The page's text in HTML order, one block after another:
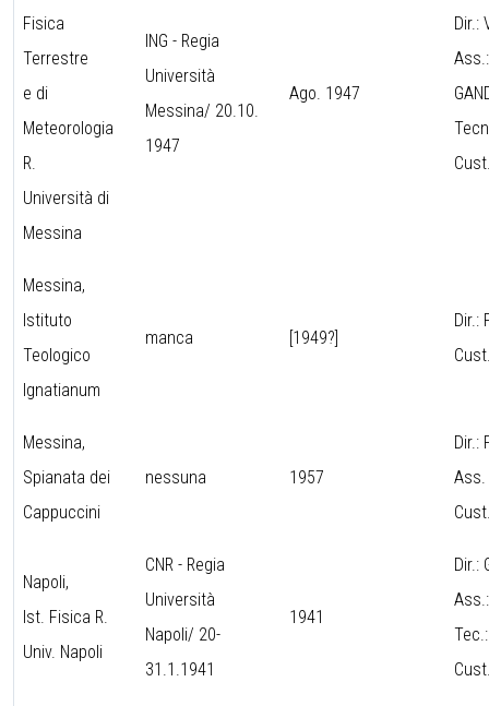
Fisica
Terrestre
e di
Meteorologia
R.
Università di
Messina
ING - Regia
Università
Messina/ 20.10.
1947
Ago. 1947
Dir.:
Messina,
Istituto
Teologico
Ignatianum
manca [1949?]
Dir.:
Messina,
Spianata dei
Cappuccini
nessuna 1957
Dir.:
Ass.
Napoli,
Ist. Fisica R.
Univ. Napoli
CNR - Regia
Università
Napoli/ 20-
31.1.1941
1941
Dir.: